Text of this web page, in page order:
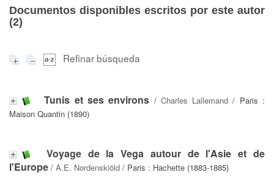
Documentos disponibles escritos por este autor
(2)
Refinar búsqueda
Tunis et ses environs / Charles Lallemand / Paris :
Maison Quantin (1890)
Voyage de la Vega autour de l'Asie et de
l'Europe / A.E. Nordenskiöld / Paris : Hachette (1883-1885)